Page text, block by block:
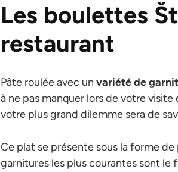
Les boulettes
restaurant
Pâte roulée avec un variété de
à ne pas manquer lors de votre visite
votre plus grand dilemme sera de
Ce plat se présente sous la forme
garnitures les plus courantes sont le